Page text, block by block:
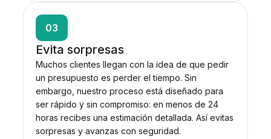
03
Evita sorpresas
Muchos clientes llegan con la idea de que pedir
un presupuesto es perder el tiempo. Sin
embargo, nuestro proceso está diseñado para
ser rápido y sin compromiso: en menos de 24
horas recibes una estimación detallada. Así evitas
sorpresas y avanzas con seguridad.